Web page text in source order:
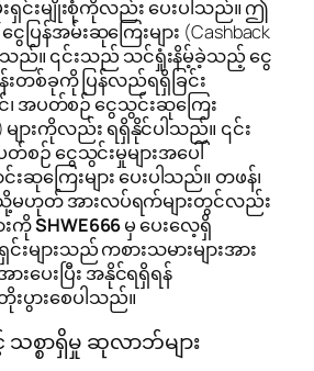
ရှင်းမျိုးစုံကိုလည်း ပေးပါသည်။ ဤ
ေပြန်အမ်းဆုကြေးများ (Cashback
ါသည်။ ၎င်းသည် သင်ရှုံးနိမ့်ခဲ့သည့် ငွေ
တစ်ခုကို ပြန်လည်ရရှိခြင်း
၊ အပတ်စဉ် ငွေသွင်းဆုကြေး
များကိုလည်း ရရှိနိုင်ပါသည်။ ၎င်း
ငွေသွင်းမှုများအပေါ်
ကြေးများ ပေးပါသည်။ တဖန်၊
သို့မဟုတ် အားလပ်ရက်များတွင်လည်း
းကိုSHWE666မှ ပေးလေ့ရှိ
များသည် ကစားသမားများအား
းပေးပြီး အနိုင်ရရှိရန်
းပွားစေပါသည်။
စ္စာရှိမှု ဆုလာဘ်များ